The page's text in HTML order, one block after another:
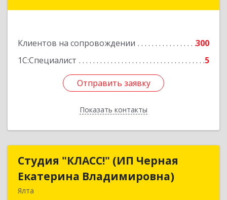
Клиентов на сопровождении
300
1С:Специалист
5
Отправить заявку
Показать контакты
Отправить заявку
Назад
Студия "КЛАСС!" (ИП Черная
Екатерина Владимировна)
Ялта
Студия "КЛАСС!" (ИП Черная
Екатерина Владимировна)